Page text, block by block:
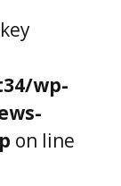
wp-
on line